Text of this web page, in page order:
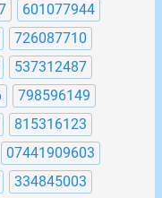
601077944
726087710
537312487
798596149
815316123
07441909603
334845003